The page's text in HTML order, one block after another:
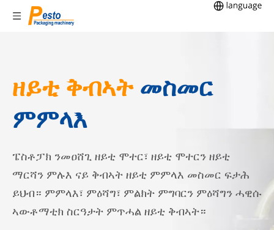
ዘይቲ ቅብኣትመስመር
ምምላእ
ፔስቶፓክ ንመዐሸጊ ዘይቲ ሞተር፣ ዘይቲ ሞተርን ዘይቲ
ማርሻን ምሉእ ናይ ቅብኣት ዘይቲ ምምላእ መስመር ፍታሕ
ይህብ። ምምላእ፣ ምዕሻግ፣ ምልክት ምግባርን ምዕሻግን ሓዊሱ
ኣውቶማቲክ ስርዓታት ምጥሓል ዘይቲ ቅብኣት።